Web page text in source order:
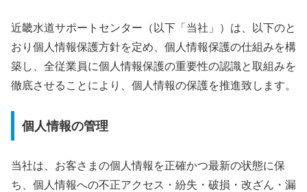
近畿水道サポートセンター（以下「当社」）は、以下のと
おり個人情報保護方針を定め、個人情報保護の仕組みを構
築し、全従業員に個人情報保護の重要性の認識と取組みを
徹底させることにより、個人情報の保護を推進致します。
個人情報の管理
当社は、お客さまの個人情報を正確かつ最新の状態に保
ち、個人情報への不正アクセス・紛失・破損・改ざん・漏